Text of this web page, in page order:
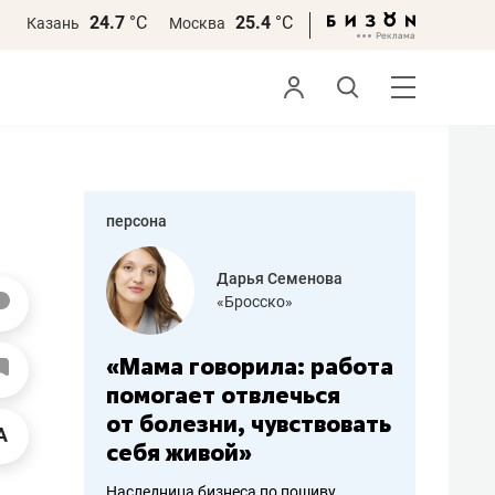
Казань 24.7 °С Москва 25.4 °С
персона
Дарья Семенова
«Бросско»
«Мама говорила: работа
помогает отвлечься
от болезни, чувствовать
себя живой»